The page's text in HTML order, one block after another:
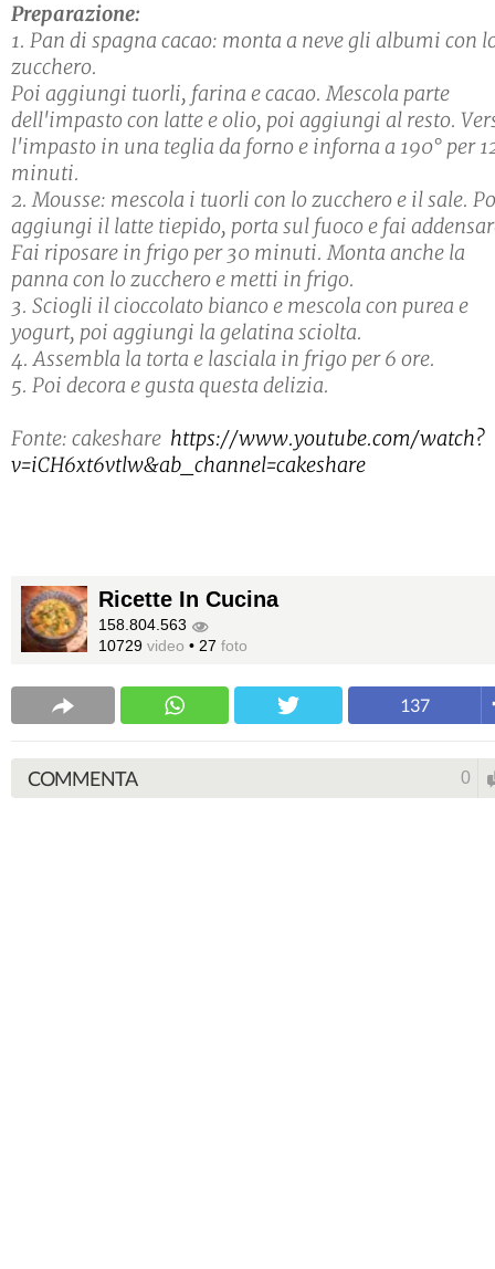
Preparazione:
1. Pan di spagna cacao: monta a neve gli albumi con
zucchero.
Poi aggiungi tuorli, farina e cacao. Mescola parte
dell'impasto con latte e olio, poi aggiungi al resto.
l'impasto in una teglia da forno e inforna a 190° per
minuti.
2. Mousse: mescola i tuorli con lo zucchero e il sale.
aggiungi il latte tiepido, porta sul fuoco e fai
Fai riposare in frigo per 30 minuti. Monta anche la
panna con lo zucchero e metti in frigo.
3. Sciogli il cioccolato bianco e mescola con purea e
yogurt, poi aggiungi la gelatina sciolta.
4. Assembla la torta e lasciala in frigo per 6 ore.
5. Poi decora e gusta questa delizia.
Fonte: cakeshare https://www.youtube.com/watch?
v=iCH6xt6vtlw&ab_channel=cakeshare
Ricette In Cucina
158.804.563
10729 video • 27 foto
137
COMMENTA 0